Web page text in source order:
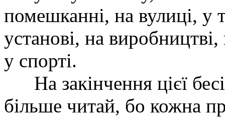
помешканні, на вулиці, у
установі, на виробництві,
у спорті.
На закінчення цієї
більше читай, бо кожна